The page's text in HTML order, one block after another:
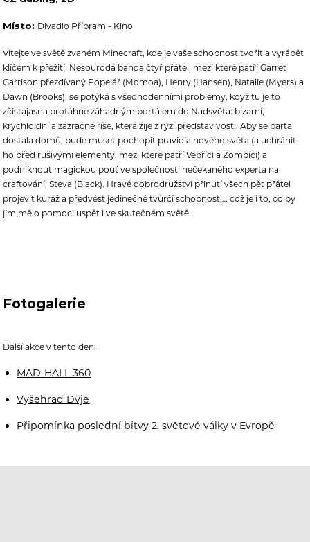
Místo: Divadlo Příbram - Kino
Vítejte ve světě zvaném Minecraft, kde je vaše schopnost tvořit a vyrábět
klíčem k přežití! Nesourodá banda čtyř přátel, mezi které patří Garret
Garrison přezdívaný Popelář (Momoa), Henry (Hansen), Natalie (Myers) a
Dawn (Brooks), se potýká s všednodenními problémy, když tu je to
zčistajasna protáhne záhadným portálem do Nadsvěta: bizarní,
krychloidní a zázračné říše, která žije z ryzí představivosti. Aby se parta
dostala domů, bude muset pochopit pravidla nového světa (a uchránit
ho před rušivými elementy, mezi které patří Vepříci a Zombíci) a
podniknout magickou pouť ve společnosti nečekaného experta na
craftování, Steva (Black). Hravé dobrodružství přinutí všech pět přátel
projevit kuráž a předvést jedinečné tvůrčí schopnosti… což je i to, co by
jim mělo pomoci uspět i ve skutečném světě.
Fotogalerie
Další akce v tento den:
MAD-HALL 360
Vyšehrad Dvje
Připomínka poslední bitvy 2. světové války v Evropě